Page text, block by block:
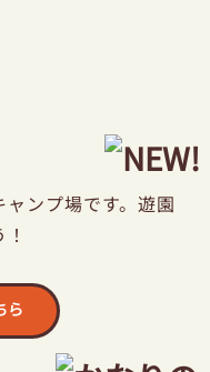
ンプ場です。 遊園
ら